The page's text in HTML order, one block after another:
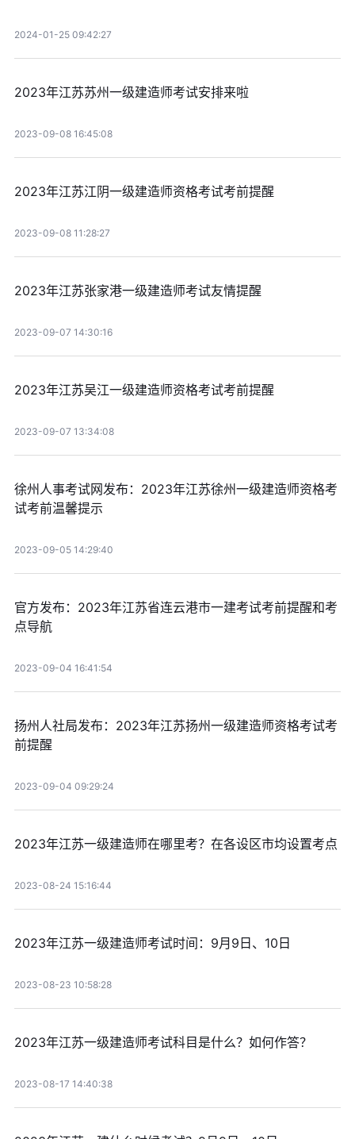
2024-01-25 09:42:27
2023年江苏苏州一级建造师考试安排来啦
2023-09-08 16:45:08
2023年江苏江阴一级建造师资格考试考前提醒
2023-09-08 11:28:27
2023年江苏张家港一级建造师考试友情提醒
2023-09-07 14:30:16
2023年江苏吴江一级建造师资格考试考前提醒
2023-09-07 13:34:08
徐州人事考试网发布：2023年江苏徐州一级建造师资格考
试考前温馨提示
2023-09-05 14:29:40
官方发布：2023年江苏省连云港市一建考试考前提醒和考
点导航
2023-09-04 16:41:54
扬州人社局发布：2023年江苏扬州一级建造师资格考试考
前提醒
2023-09-04 09:29:24
2023年江苏一级建造师在哪里考？在各设区市均设置考点
2023-08-24 15:16:44
2023年江苏一级建造师考试时间：9月9日、10日
2023-08-23 10:58:28
2023年江苏一级建造师考试科目是什么？如何作答？
2023-08-17 14:40:38